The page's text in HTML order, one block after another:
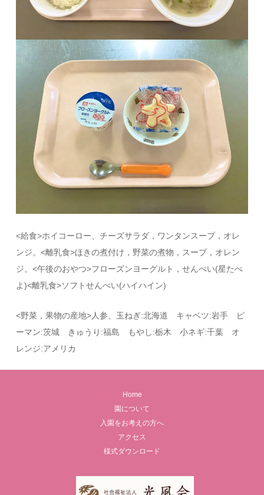
<給食>ホイコーロー、チーズサラダ，ワンタンスープ，オレ
ンジ。<離乳食>ほきの煮付け，野菜の煮物，スープ，オレン
ジ。<午後のおやつ>フローズンヨーグルト，せんべい(星たべ
よ)<離乳食>ソフトせんべい(ハイハイン)
<野菜，果物の産地>人参、玉ねぎ:北海道 キャベツ:岩手 ピ
ーマン:茨城 きゅうり:福島 もやし:栃木 小ネギ:千葉 オ
レンジ:アメリカ
Home
園について
入園をお考えの方へ
アクセス
様式ダウンロード